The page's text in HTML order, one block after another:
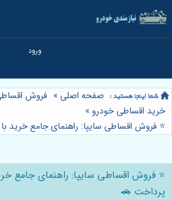
صفحه اصلی » فروش
خرید اقساطی خودرو »
⭐️ فروش اقساطی سایپا: راهنمای جامع خرید
⭐️ فروش اقساطی سایپا: راهنمای جامع
پرداخت 🚗